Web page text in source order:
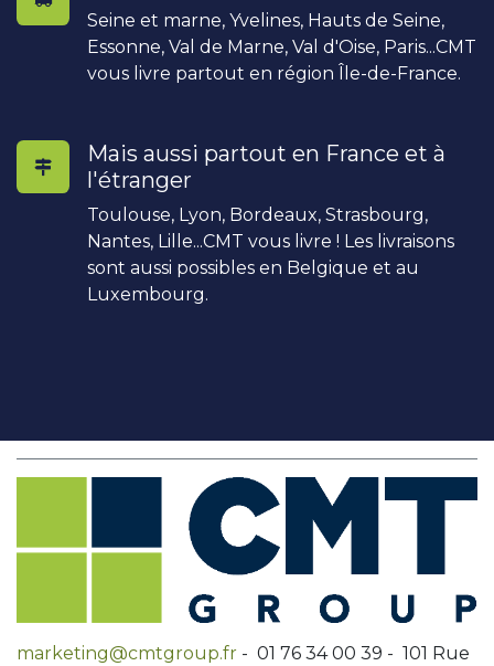
Seine et marne, Yvelines, Hauts de Seine,
Essonne, Val de Marne, Val d'Oise, Paris...CMT
vous livre partout en région Île-de-France.
Mais aussi partout en France et à
l'étranger
Toulouse, Lyon, Bordeaux, Strasbourg,
Nantes, Lille...CMT vous livre ! Les livraisons
sont aussi possibles en Belgique et au
Luxembourg.
marketing@cmtgroup.fr - 01 76 34 00 39 - 101 Rue